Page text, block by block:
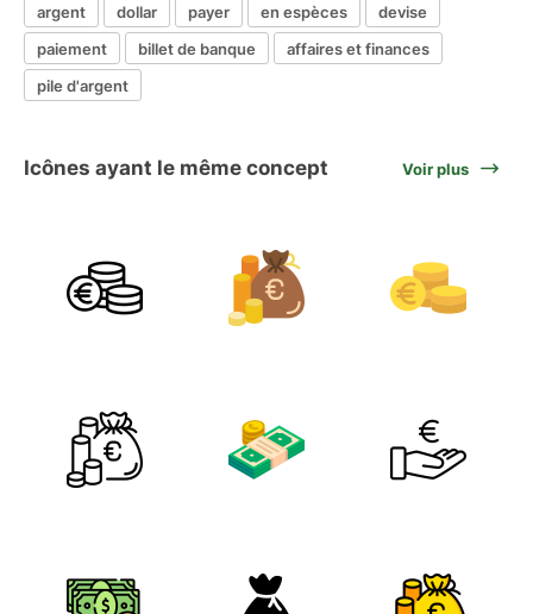
argent dollar payer en espèces
devise
paiement
billet de banque
affaires et finances
pile d'argent
Icônes ayant le même concept Voir plus